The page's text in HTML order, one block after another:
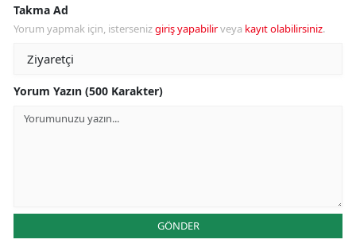
Takma Ad
Yorum yapmak için, istersenizgiriş yapabilirveya kayıt olabilirsiniz.
Yorum Yazın (500 Karakter)
GÖNDER